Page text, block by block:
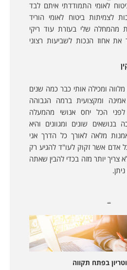
לאומי התמודדתי איתם לבד
לצמיתות ביטוח לאומי הוריד
מהמחלה שלי בעזרת עוד ריקי
את אחוז הנכות לשביעות רצוני
ומכילה אותי כבר כמה שנים
ומקצועית ברמה הגבוהה
הכל יחס אנושי מהמעלה
בנושאים שונים ומגוונים והיא
מלאה לאורך כל הדרך אני
אדם אשר זקוק לעו"ד להגיע רק
צריך יותר מזה בכדי להבין שאתה
בפתח תקווה